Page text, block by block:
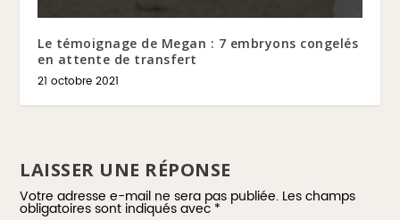
Le témoignage de Megan : 7 embryons congelés
en attente de transfert
21 octobre 2021
LAISSER UNE RÉPONSE
Votre adresse e-mail ne sera pas publiée. Les champs
obligatoires sont indiqués avec *